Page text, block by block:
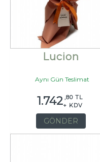
Lucion
Aynı Gün Teslimat
1.742 ,80 TL
+ KDV
GÖNDER